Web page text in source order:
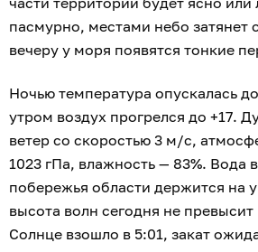
пасмурно, местами небо затянет
вечеру у моря появятся тонкие
Ночью температура опускалась
утром воздух прогрелся до +17.
ветер со скоростью 3 м/с,
1023 гПа, влажность — 83%. Вода
побережья области держится на
высота волн сегодня не
Солнце взошло в 5:01, закат